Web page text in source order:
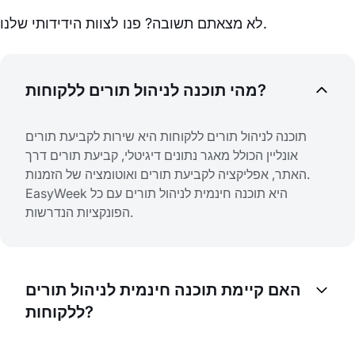
לא מצאתם תשובה? פנו לצוות הידידותי שלנו.
מהי תוכנה לניהול תורים ללקוחות?
תוכנה לניהול תורים ללקוחות היא שירות לקביעת תורים
אונליין הכולל מאגר נתונים דיגיטלי, קביעת תורים דרך
האתר, אפליקציה לקביעת תורים ואוטומציה של הזמנות.
EasyWeek היא תוכנה חינמית לניהול תורים עם כל
הפונקציות הנדרשות.
האם קיימת תוכנה חינמית לניהול תורים
ללקוחות?